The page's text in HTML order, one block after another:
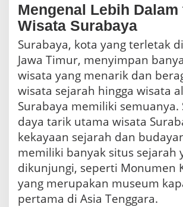
Mengenal Lebih Dalam
Wisata Surabaya
Surabaya, kota yang terletak
Jawa Timur, menyimpan
wisata yang menarik dan
wisata sejarah hingga wisata
Surabaya memiliki semuanya.
daya tarik utama wisata
kekayaan sejarah dan
memiliki banyak situs sejarah
dikunjungi, seperti Monumen
yang merupakan museum
pertama di Asia Tenggara.